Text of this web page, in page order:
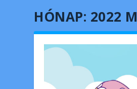
HÓNAP: 2022